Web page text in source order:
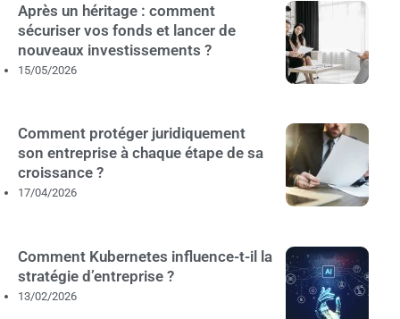
Après un héritage : comment
sécuriser vos fonds et lancer de
nouveaux investissements ?
15/05/2026
Comment protéger juridiquement
son entreprise à chaque étape de sa
croissance ?
17/04/2026
Comment Kubernetes influence-t-il la
stratégie d’entreprise ?
13/02/2026